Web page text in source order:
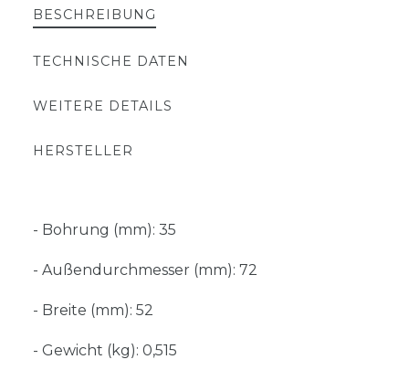
BESCHREIBUNG
TECHNISCHE DATEN
WEITERE DETAILS
HERSTELLER
- Bohrung (mm): 35
- Außendurchmesser (mm): 72
- Breite (mm): 52
- Gewicht (kg): 0,515